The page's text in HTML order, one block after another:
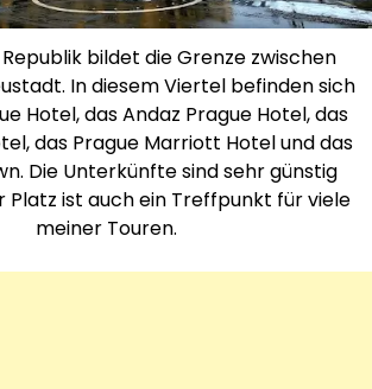
bildet die Grenze zwischen
In diesem Viertel befinden sich
Hotel, das Andaz Prague Hotel, das
das Prague Marriott Hotel und das
Die Unterkünfte sind sehr günstig
Platz ist auch ein Treffpunkt für viele
meiner Touren.